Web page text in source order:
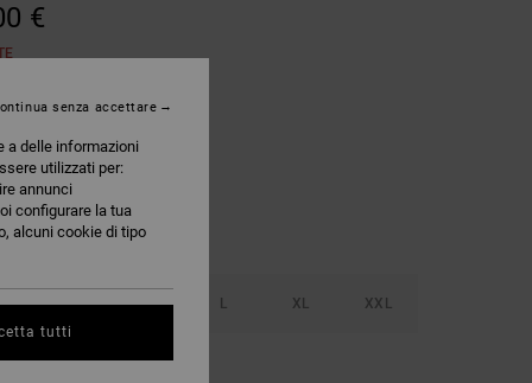
€
S M L XL XXL
la guida alle taglie
a delle informazioni
utilizzati per:
annunci
configurare la tua
alcuni cookie di tipo
senza accettare
tutti